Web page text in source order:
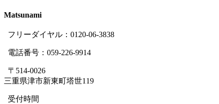
Matsunami
フリーダイヤル：0120-06-3838
電話番号：059-226-9914
〒514-0026
三重県津市新東町塔世119
受付時間